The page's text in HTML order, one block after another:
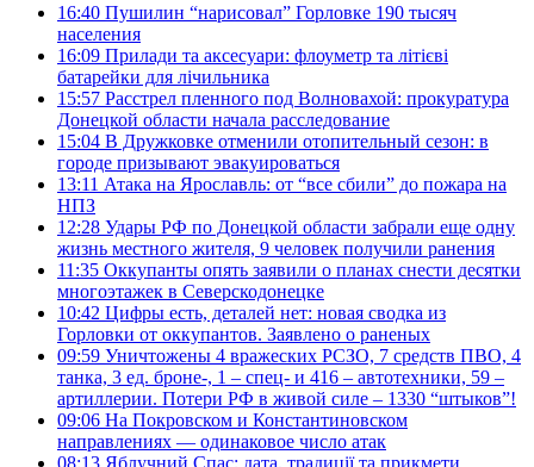
16:40 Пушилин “нарисовал” Горловке 190 тысяч
населения
16:09 Прилади та аксесуари: флоуметр та літієві
батарейки для лічильника
15:57 Расстрел пленного под Волновахой: прокуратура
Донецкой области начала расследование
15:04 В Дружковке отменили отопительный сезон: в
городе призывают эвакуироваться
13:11 Атака на Ярославль: от “все сбили” до пожара на
НПЗ
12:28 Удары РФ по Донецкой области забрали еще одну
жизнь местного жителя, 9 человек получили ранения
11:35 Оккупанты опять заявили о планах снести десятки
многоэтажек в Северскодонецке
10:42 Цифры есть, деталей нет: новая сводка из
Горловки от оккупантов. Заявлено о раненых
09:59 Уничтожены 4 вражеских РСЗО, 7 средств ПВО, 4
танка, 3 ед. броне-, 1 – спец- и 416 – автотехники, 59 –
артиллерии. Потери РФ в живой силе – 1330 “штыков”!
09:06 На Покровском и Константиновском
направлениях — одинаковое число атак
08:13 Яблучний Спас: дата, традиції та прикмети